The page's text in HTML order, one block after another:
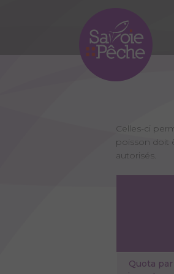
Celles-ci
poisson doit
autorisés.
Quota par